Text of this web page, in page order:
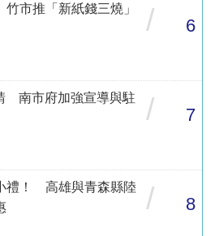
市推「新紙錢三燒」
/ 6
南市府加強宣導與駐
/ 7
禮！ 高雄與青森縣陸
/ 8